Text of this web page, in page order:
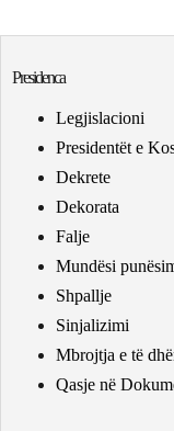
Presidenca
Legjislacioni
Presidentët e
Dekrete
Dekorata
Falje
Mundësi
Shpallje
Sinjalizimi
Mbrojtja e të
Qasje në